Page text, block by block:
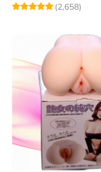
(2,658)